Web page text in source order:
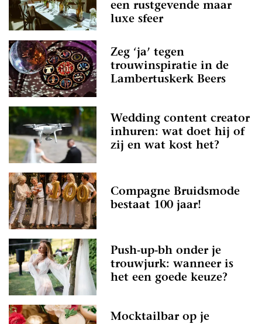
een rustgevende maar
luxe sfeer
Zeg ‘ja’ tegen
trouwinspiratie in de
Lambertuskerk Beers
Wedding content creator
inhuren: wat doet hij of
zij en wat kost het?
Compagne Bruidsmode
bestaat 100 jaar!
Push-up-bh onder je
trouwjurk: wanneer is
het een goede keuze?
Mocktailbar op je